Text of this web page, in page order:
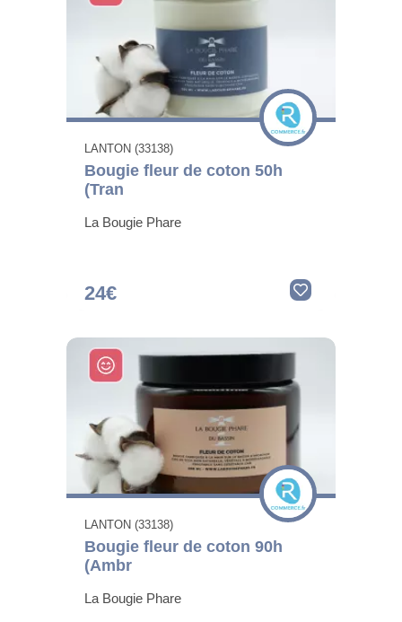
LANTON (33138)
Bougie fleur de coton 50h
(Tran
La Bougie Phare
24€
LANTON (33138)
Bougie fleur de coton 90h
(Ambr
La Bougie Phare